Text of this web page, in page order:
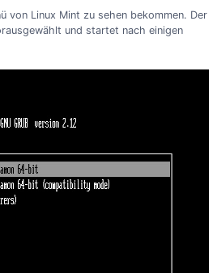
von Linux Mint zu sehen bekommen. Der
und startet nach einigen